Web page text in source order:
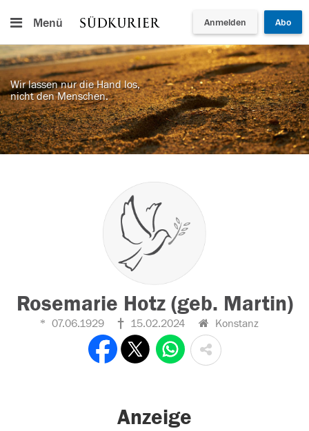
Menü Anmelden Abo
Wir lassen nur die Hand los,
nicht den Menschen.
Rosemarie Hotz (geb. Martin)
07.06.1929 15.02.2024 Konstanz
Anzeige